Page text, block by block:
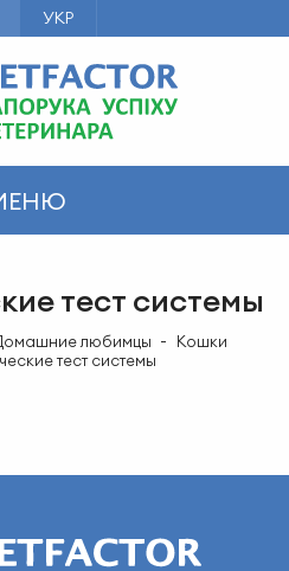
УКР
тест системы
любимцы
Кошки
тест системы